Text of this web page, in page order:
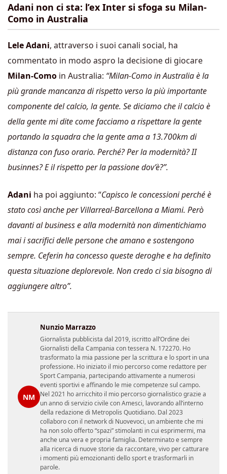
Adani non ci sta: l’ex Inter si sfoga su Milan-
Como in Australia
Lele Adani, attraverso i suoi canali social, ha
commentato in modo aspro la decisione di giocare
Milan-Como in Australia: “Milan-Como in Australia è la
più grande mancanza di rispetto verso la più importante
componente del calcio, la gente. Se diciamo che il calcio è
della gente mi dite come facciamo a rispettare la gente
portando la squadra che la gente ama a 13.700km di
distanza con fuso orario. Perché? Per la modernità? II
businnes? E il rispetto per la passione dov’è?”.
Adani ha poi aggiunto: “Capisco le concessioni perché è
stato così anche per Villarreal-Barcellona a Miami. Però
davanti al business e alla modernità non dimentichiamo
mai i sacrifici delle persone che amano e sostengono
sempre. Ceferin ha concesso queste deroghe e ha definito
questa situazione deplorevole. Non credo ci sia bisogno di
aggiungere altro”.
NM
Nunzio Marrazzo
Giornalista pubblicista dal 2019, iscritto all’Ordine dei
Giornalisti della Campania con tessera N. 172270. Ho
trasformato la mia passione per la scrittura e lo sport in una
professione. Ho iniziato il mio percorso come redattore per
Sport Campania, partecipando attivamente a numerosi
eventi sportivi e affinando le mie competenze sul campo.
Nel 2021 ho arricchito il mio percorso giornalistico grazie a
un anno di servizio civile con Amesci, lavorando all’interno
della redazione di Metropolis Quotidiano. Dal 2023
collaboro con il network di Nuovevoci, un ambiente che mi
ha non solo offerto “spazi” stimolanti in cui esprimermi, ma
anche una vera e propria famiglia. Determinato e sempre
alla ricerca di nuove storie da raccontare, vivo per catturare
i momenti più emozionanti dello sport e trasformarli in
parole.